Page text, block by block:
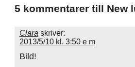
5 kommentarer till New
Clara skriver:
2013/5/10 kl. 3:50 e m
Bild!